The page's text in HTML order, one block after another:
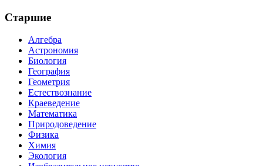
Старшие
Алгебра
Астрономия
Биология
География
Геометрия
Естествознание
Краеведение
Математика
Природоведение
Физика
Химия
Экология